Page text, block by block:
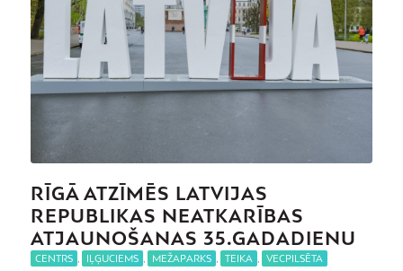
RĪGĀ ATZĪMĒS LATVIJAS
REPUBLIKAS NEATKARĪBAS
ATJAUNOŠANAS 35.GADADIENU
CENTRS IĻĢUCIEMS MEŽAPARKS TEIKA VECPILSĒTA